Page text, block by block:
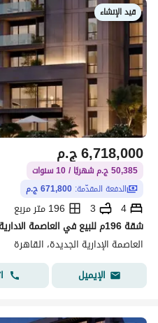
قيد الإنشاء
ج.م6,718,000
50,385 ج.م شهريًا / 10 سنوات
الدفعة المقدّمة: 671,800 ج.م
4
3
196 متر مربع
شقة 196م للبيع في العاصمة الادارية بسعر مميز
العاصمة الإدارية الجديدة، القاهرة
الإيميل